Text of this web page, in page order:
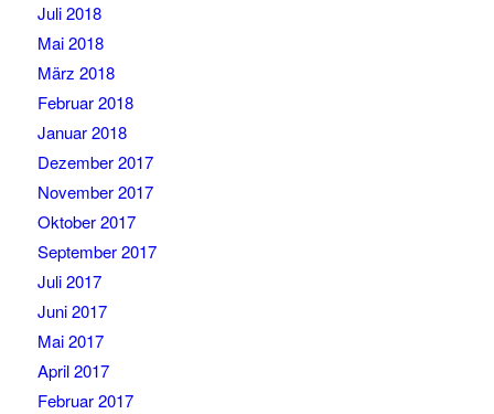
Juli 2018
Mai 2018
März 2018
Februar 2018
Januar 2018
Dezember 2017
November 2017
Oktober 2017
September 2017
Juli 2017
Juni 2017
Mai 2017
April 2017
Februar 2017